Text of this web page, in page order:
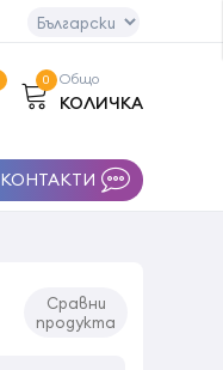
Общо
КОЛИЧКА
0
КОНТАКТИ
Сравни
продукта